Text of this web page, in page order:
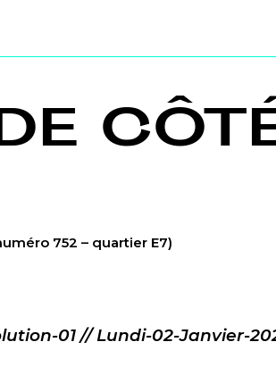
752 – quartier E7)
01 // Lundi-02-Janvier-